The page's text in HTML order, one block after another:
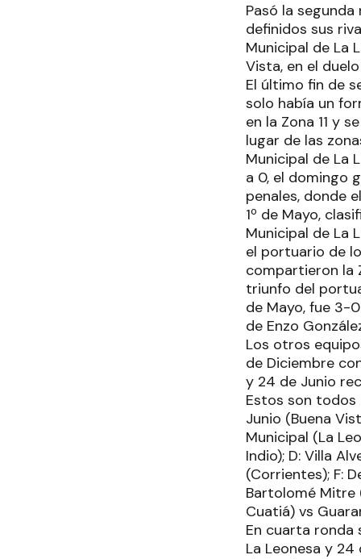
Pasó la
definidos sus
Municipal de La
Vista, en el
El último fin de
solo había un
en la Zona 11 y
lugar de las
Municipal de La
a 0, el domingo
penales, donde
1º de Mayo,
Municipal de La
el portuario de
compartieron la
triunfo del
de Mayo, fue 3-
de Enzo
Los otros
de Diciembre
y 24 de Junio
Estos son
Junio (Buena
Municipal (La
Indio); D: Villa
(Corrientes); F:
Bartolomé Mitre
Cuatiá) vs
En cuarta ronda
La Leonesa y